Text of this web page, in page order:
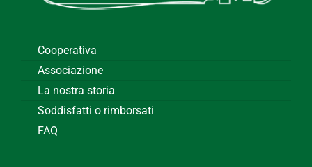
Cooperativa
Associazione
La nostra storia
Soddisfatti o rimborsati
FAQ